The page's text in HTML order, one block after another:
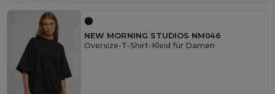
NEW MORNING STUDIOS NM046
Oversize-T-Shirt-Kleid für Damen